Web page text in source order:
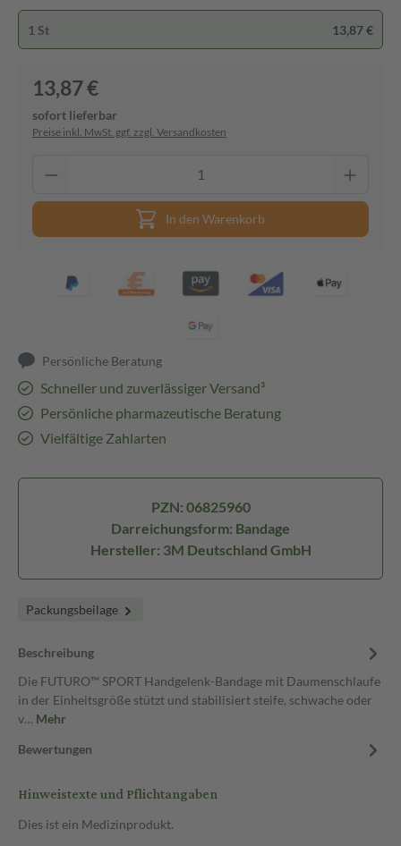
1 St 13,87 €
13,87 €
sofort lieferbar
Preise inkl. MwSt. ggf. zzgl. Versandkosten
In den Warenkorb
Persönliche Beratung
Schneller und zuverlässiger Versand³
Persönliche pharmazeutische Beratung
Vielfältige Zahlarten
PZN: 06825960
Darreichungsform: Bandage
Hersteller: 3M Deutschland GmbH
Packungsbeilage
Beschreibung
Die FUTURO™ SPORT Handgelenk-Bandage mit Daumenschlaufe
in der Einheitsgröße stützt und stabilisiert steife, schwache oder
v… Mehr
Bewertungen
Hinweistexte und Pflichtangaben
Dies ist ein Medizinprodukt.